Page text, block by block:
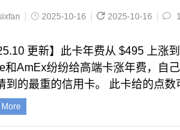
2025-10-16 2025-10-16
更新】此卡年费从 $495 上涨
和AmEx纷纷给高端卡涨年费，自
到的最重的信用卡。 此卡给的点